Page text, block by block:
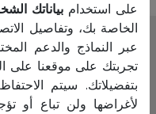
المجلس
حول المجلس
الرئيس
على استخدام بياناتك
الخاصة بك، وتفاصيل
عبر النماذج والدعم
تجربتك على موقعنا على
بتفضيلاتك. سيتم
لأغراضها ولن تباع أو